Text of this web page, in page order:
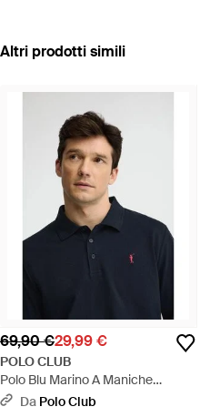
Altri prodotti simili
69,90 €29,99 €
POLO CLUB
Polo Blu Marino A Maniche
Lunghe, Regular Fit Con Ricamo
Da Polo Club